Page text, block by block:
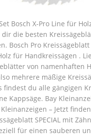
Bosch X-Pro Line für
die besten
Bosch Pro
für Handkreissägen .
von namenhaften
mehrere mäßige
findest du alle gängigen
Kappsäge. Bay
– Jetzt
SPECIAL mit
für einen sauberen